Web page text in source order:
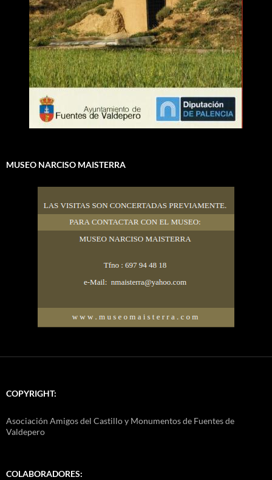
MUSEO NARCISO MAISTERRA
COPYRIGHT:
Asociación Amigos del Castillo y Monumentos de Fuentes de
Valdepero
COLABORADORES: